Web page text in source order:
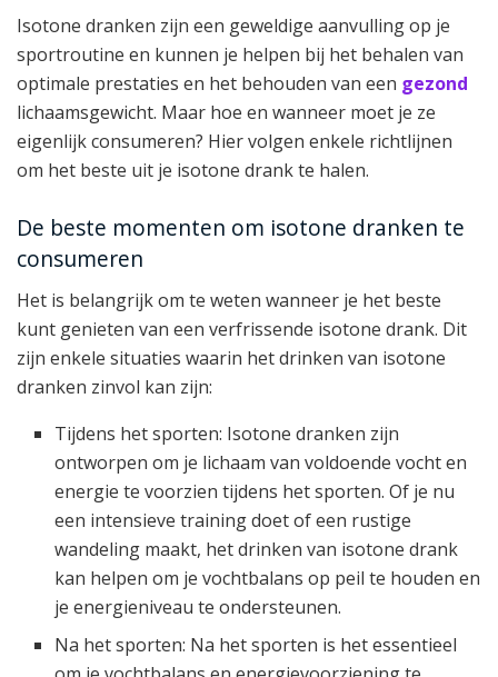
Isotone dranken zijn een geweldige aanvulling op je
sportroutine en kunnen je helpen bij het behalen van
optimale prestaties en het behouden van een gezond
lichaamsgewicht. Maar hoe en wanneer moet je ze
eigenlijk consumeren? Hier volgen enkele richtlijnen
om het beste uit je isotone drank te halen.
De beste momenten om isotone dranken te
consumeren
Het is belangrijk om te weten wanneer je het beste
kunt genieten van een verfrissende isotone drank. Dit
zijn enkele situaties waarin het drinken van isotone
dranken zinvol kan zijn:
Tijdens het sporten: Isotone dranken zijn
ontworpen om je lichaam van voldoende vocht en
energie te voorzien tijdens het sporten. Of je nu
een intensieve training doet of een rustige
wandeling maakt, het drinken van isotone drank
kan helpen om je vochtbalans op peil te houden en
je energieniveau te ondersteunen.
Na het sporten: Na het sporten is het essentieel